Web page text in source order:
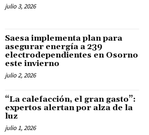
julio 3, 2026
Saesa implementa plan para
asegurar energía a 239
electrodependientes en Osorno
este invierno
julio 2, 2026
“La calefacción, el gran gasto”:
expertos alertan por alza de la
luz
julio 1, 2026